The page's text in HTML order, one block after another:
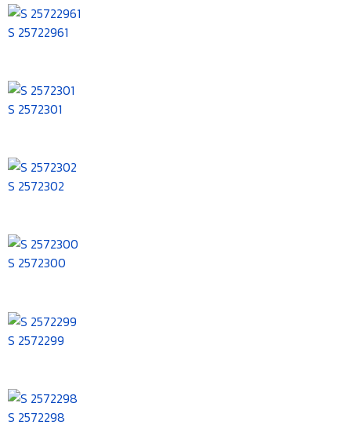
S 25722961
S 2572301
S 2572302
S 2572300
S 2572299
S 2572298